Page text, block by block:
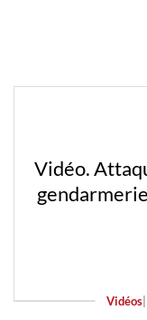
Vidéo.
Vidéos|